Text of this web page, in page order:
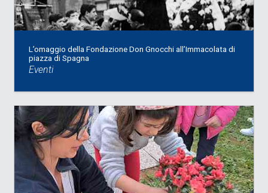
L’omaggio della Fondazione Don Gnocchi all’Immacolata di
piazza di Spagna
Eventi